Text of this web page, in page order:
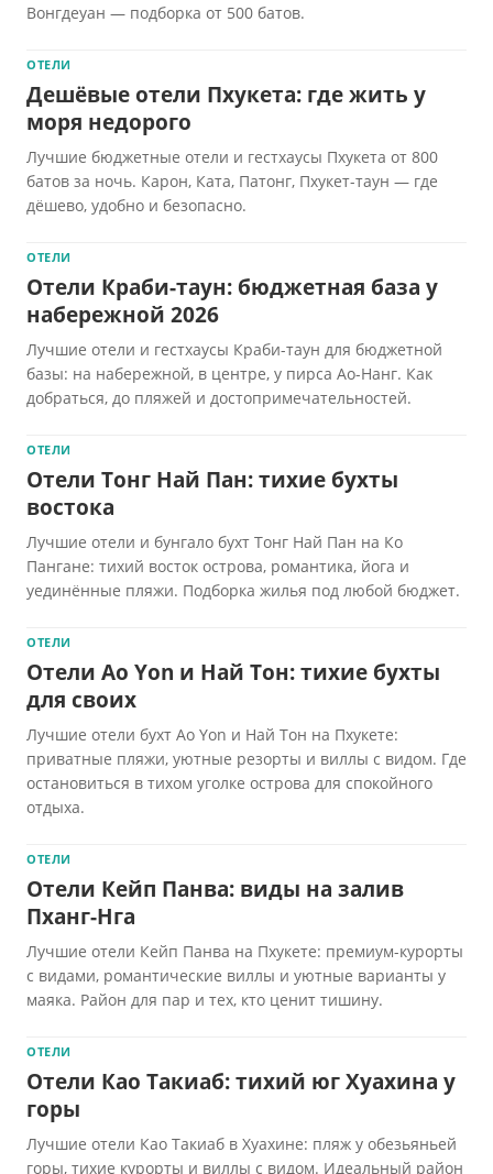
Вонгдеуан — подборка от 500 батов.
ОТЕЛИ
Дешёвые отели Пхукета: где жить у
моря недорого
Лучшие бюджетные отели и гестхаусы Пхукета от 800
батов за ночь. Карон, Ката, Патонг, Пхукет-таун — где
дёшево, удобно и безопасно.
ОТЕЛИ
Отели Краби-таун: бюджетная база у
набережной 2026
Лучшие отели и гестхаусы Краби-таун для бюджетной
базы: на набережной, в центре, у пирса Ао-Нанг. Как
добраться, до пляжей и достопримечательностей.
ОТЕЛИ
Отели Тонг Най Пан: тихие бухты
востока
Лучшие отели и бунгало бухт Тонг Най Пан на Ко
Пангане: тихий восток острова, романтика, йога и
уединённые пляжи. Подборка жилья под любой бюджет.
ОТЕЛИ
Отели Ao Yon и Най Тон: тихие бухты
для своих
Лучшие отели бухт Ao Yon и Най Тон на Пхукете:
приватные пляжи, уютные резорты и виллы с видом. Где
остановиться в тихом уголке острова для спокойного
отдыха.
ОТЕЛИ
Отели Кейп Панва: виды на залив
Пханг-Нга
Лучшие отели Кейп Панва на Пхукете: премиум-курорты
с видами, романтические виллы и уютные варианты у
маяка. Район для пар и тех, кто ценит тишину.
ОТЕЛИ
Отели Као Такиаб: тихий юг Хуахина у
горы
Лучшие отели Као Такиаб в Хуахине: пляж у обезьяньей
горы, тихие курорты и виллы с видом. Идеальный район